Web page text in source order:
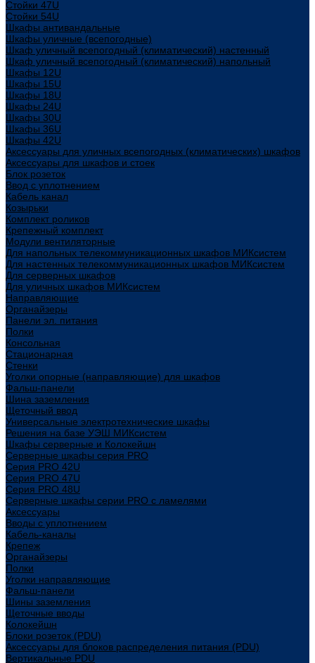
Стойки 47U
Стойки 54U
Шкафы антивандальные
Шкафы уличные (всепогодные)
Шкаф уличный всепогодный (климатический) настенный
Шкаф уличный всепогодный (климатический) напольный
Шкафы 12U
Шкафы 15U
Шкафы 18U
Шкафы 24U
Шкафы 30U
Шкафы 36U
Шкафы 42U
Аксессуары для уличных всепогодных (климатических) шкафов
Аксессуары для шкафов и стоек
Блок розеток
Ввод с уплотнением
Кабель канал
Козырьки
Комплект роликов
Крепежный комплект
Модули вентиляторные
Для напольных телекоммуникационных шкафов МИКсистем
Для настенных телекоммуникационных шкафов МИКсистем
Для серверных шкафов
Для уличных шкафов МИКсистем
Направляющие
Органайзеры
Панели эл. питания
Полки
Консольная
Стационарная
Стенки
Уголки опорные (направляющие) для шкафов
Фальш-панели
Шина заземления
Щеточный ввод
Универсальные электротехнические шкафы
Решения на базе УЭШ МИКсистем
Шкафы серверные и Колокейшн
Серверные шкафы серия PRO
Серия PRO 42U
Серия PRO 47U
Серия PRO 48U
Серверные шкафы серии PRO с ламелями
Аксессуары
Вводы с уплотнением
Кабель-каналы
Крепеж
Органайзеры
Полки
Уголки направляющие
Фальш-панели
Шины заземления
Щеточные вводы
Колокейшн
Блоки розеток (PDU)
Аксессуары для блоков распределения питания (PDU)
Вертикальные PDU